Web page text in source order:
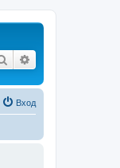
Поиск
Вход